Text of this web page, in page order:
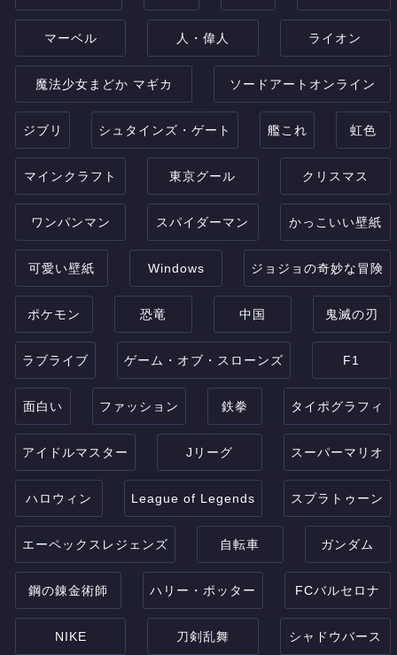
マーベル 人・偉人 ライオン
魔法少女まどか マギカ ソードアートオンライン
ジブリ シュタインズ・ゲート 艦これ 虹色
マインクラフト 東京グール クリスマス
ワンパンマン スパイダーマン かっこいい壁紙
可愛い壁紙 Windows ジョジョの奇妙な冒険
ポケモン 恐竜 中国 鬼滅の刃
ラブライブ ゲーム・オブ・スローンズ F1
面白い ファッション 鉄拳 タイポグラフィ
アイドルマスター Jリーグ スーパーマリオ
ハロウィン League of Legends スプラトゥーン
エーペックスレジェンズ 自転車 ガンダム
鋼の錬金術師 ハリー・ポッター FCバルセロナ
NIKE 刀剣乱舞 シャドウバース